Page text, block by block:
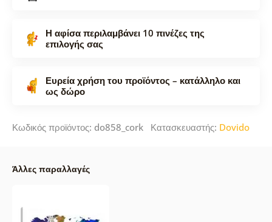
Η αφίσα περιλαμβάνει 10 πινέζες της
επιλογής σας
Ευρεία χρήση του προϊόντος – κατάλληλο και
ως δώρο
Κωδικός προϊόντος: do858_cork Κατασκευαστής: Dovido
Άλλες παραλλαγές